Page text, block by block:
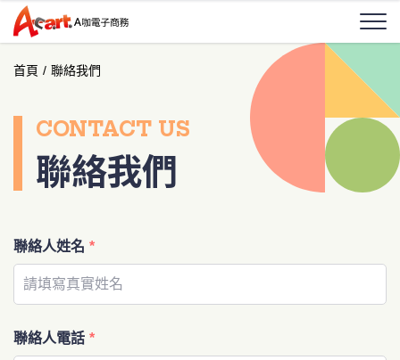
首頁 / 聯絡我們
CONTACT US
聯絡我們
聯絡人姓名 *
聯絡人電話 *